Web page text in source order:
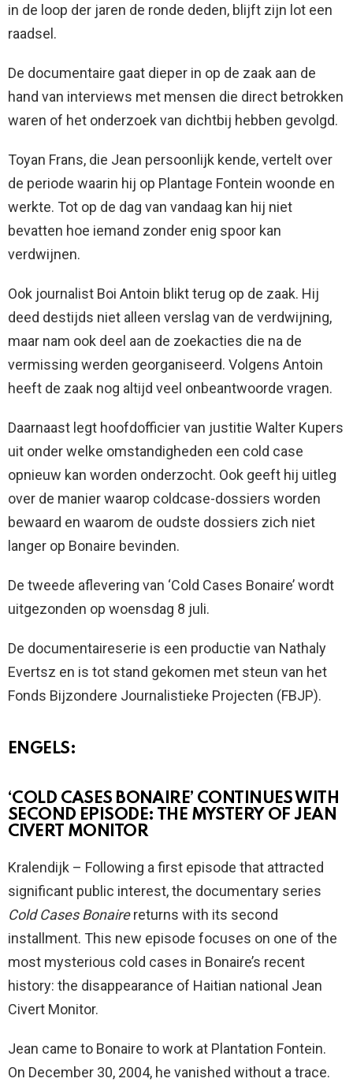
in de loop der jaren de ronde deden, blijft zijn lot een
raadsel.
De documentaire gaat dieper in op de zaak aan de
hand van interviews met mensen die direct betrokken
waren of het onderzoek van dichtbij hebben gevolgd.
Toyan Frans, die Jean persoonlijk kende, vertelt over
de periode waarin hij op Plantage Fontein woonde en
werkte. Tot op de dag van vandaag kan hij niet
bevatten hoe iemand zonder enig spoor kan
verdwijnen.
Ook journalist Boi Antoin blikt terug op de zaak. Hij
deed destijds niet alleen verslag van de verdwijning,
maar nam ook deel aan de zoekacties die na de
vermissing werden georganiseerd. Volgens Antoin
heeft de zaak nog altijd veel onbeantwoorde vragen.
Daarnaast legt hoofdofficier van justitie Walter Kupers
uit onder welke omstandigheden een cold case
opnieuw kan worden onderzocht. Ook geeft hij uitleg
over de manier waarop coldcase-dossiers worden
bewaard en waarom de oudste dossiers zich niet
langer op Bonaire bevinden.
De tweede aflevering van ‘Cold Cases Bonaire’ wordt
uitgezonden op woensdag 8 juli.
De documentaireserie is een productie van Nathaly
Evertsz en is tot stand gekomen met steun van het
Fonds Bijzondere Journalistieke Projecten (FBJP).
ENGELS:
‘COLD CASES BONAIRE’ CONTINUES WITH
SECOND EPISODE: THE MYSTERY OF JEAN
CIVERT MONITOR
Kralendijk – Following a first episode that attracted
significant public interest, the documentary series
Cold Cases Bonairereturns with its second
installment. This new episode focuses on one of the
most mysterious cold cases in Bonaire’s recent
history: the disappearance of Haitian national Jean
Civert Monitor.
Jean came to Bonaire to work at Plantation Fontein.
On December 30, 2004, he vanished without a trace.